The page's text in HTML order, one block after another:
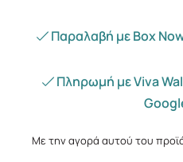
Παραλαβή με Box
Πληρωμή με Viva
Με την αγορά αυτού του